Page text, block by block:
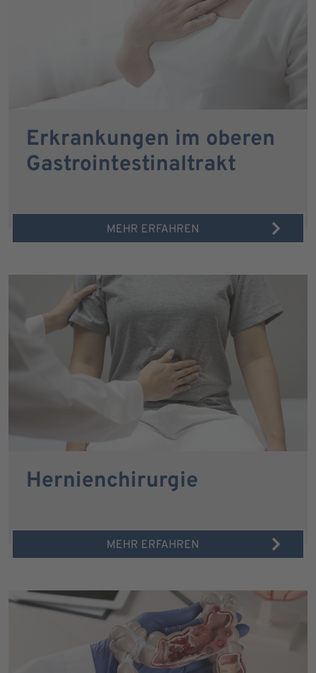
Erkrankungen im oberen
Gastrointestinaltrakt
MEHR ERFAHREN
Hernienchirurgie
MEHR ERFAHREN